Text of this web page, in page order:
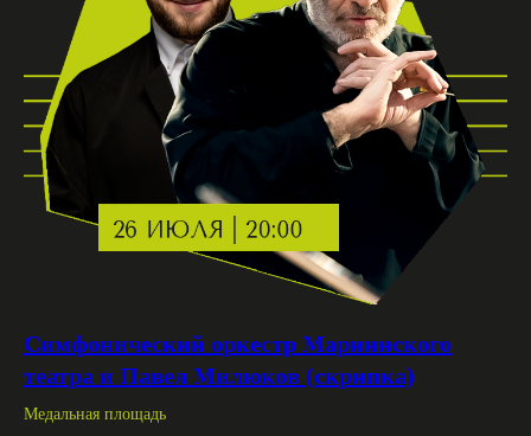
Симфонический оркестр Мариинского
театра и Павел Милюков (скрипка)
Медальная площадь